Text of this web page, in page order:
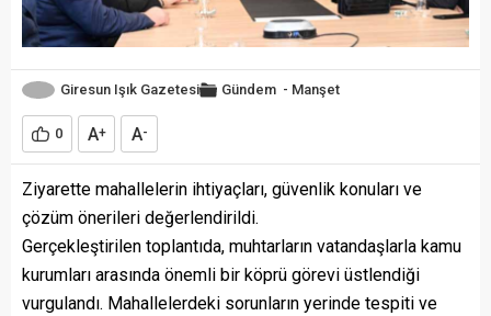
Giresun Işık Gazetesi Gündem - Manşet
0 A+ A-
Ziyarette mahallelerin ihtiyaçları, güvenlik konuları ve
çözüm önerileri değerlendirildi.
Gerçekleştirilen toplantıda, muhtarların vatandaşlarla kamu
kurumları arasında önemli bir köprü görevi üstlendiği
vurgulandı. Mahallelerdeki sorunların yerinde tespiti ve